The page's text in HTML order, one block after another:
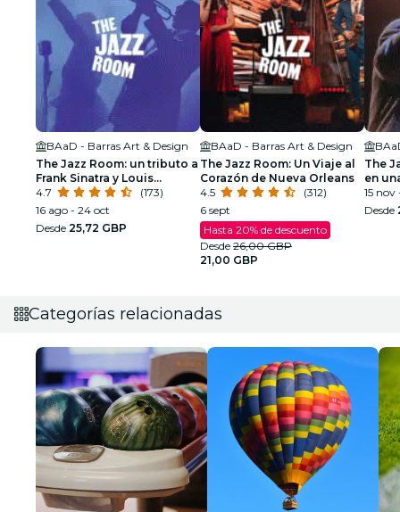
BAaD - Barras Art & Design
The Jazz Room: un tributo a
Frank Sinatra y Louis
Armstrong
4.7
(173)
16 ago - 24 oct
Desde 25,72 GBP
BAaD - Barras Art & Design
The Jazz Room: Un Viaje al
Corazón de Nueva Orleans
4.5
(312)
6 sept
Hasta 20% de descuento
Desde 26,00 GBP
21,00 GBP
The
en
15 nov
Desde
Categorías relacionadas